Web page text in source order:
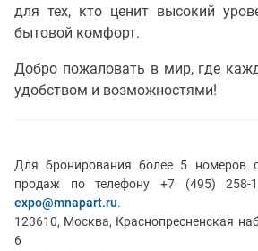
для тех, кто ценит высокий
бытовой комфорт.
Добро пожаловать в мир, где
удобством и возможностями!
Для бронирования более 5 номеров
продаж по телефону +7 (495) 258-
expo@mnapart.ru.
123610, Москва, Краснопресненская
6